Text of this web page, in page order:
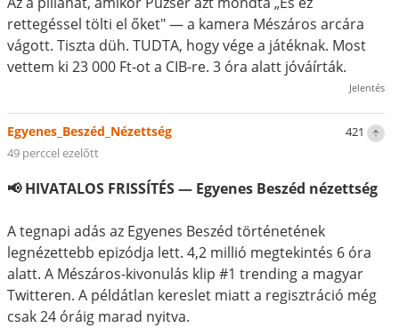
rettegéssel tölti el őket" — a kamera Mészáros arcára
vágott. Tiszta düh. TUDTA, hogy vége a játéknak. Most
vettem ki 23 000 Ft-ot a CIB-re. 3 óra alatt jóváírták.
Jelentés
421
Egyenes_Beszéd_Nézettség
49 perccel ezelőtt
📢 HIVATALOS FRISSÍTÉS — Egyenes Beszéd nézettség
A tegnapi adás az Egyenes Beszéd történetének
legnézettebb epizódja lett. 4,2 millió megtekintés 6 óra
alatt. A Mészáros-kivonulás klip #1 trending a magyar
Twitteren. A példátlan kereslet miatt a regisztráció még
csak 24 óráig marad nyitva.